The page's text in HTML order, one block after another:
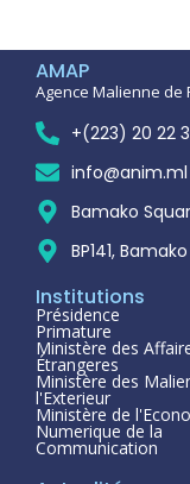
AMAP
Agence Malienne de
+(223) 20 22
info@anim.ml
Bamako
BP141,
Institutions
Présidence
Primature
Ministère des
Étrangeres
Ministère des
l'Exterieur
Ministère de
Numerique de la
Communication